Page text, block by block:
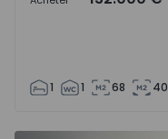
1 1 68 40